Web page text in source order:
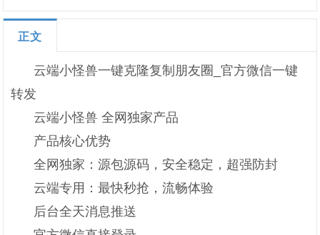
正文
云端小怪兽一键克隆复制朋友圈_官方微信一键
转发
云端小怪兽 全网独家产品
产品核心优势
全网独家：源包源码，安全稳定，超强防封
云端专用：最快秒抢，流畅体验
后台全天消息推送